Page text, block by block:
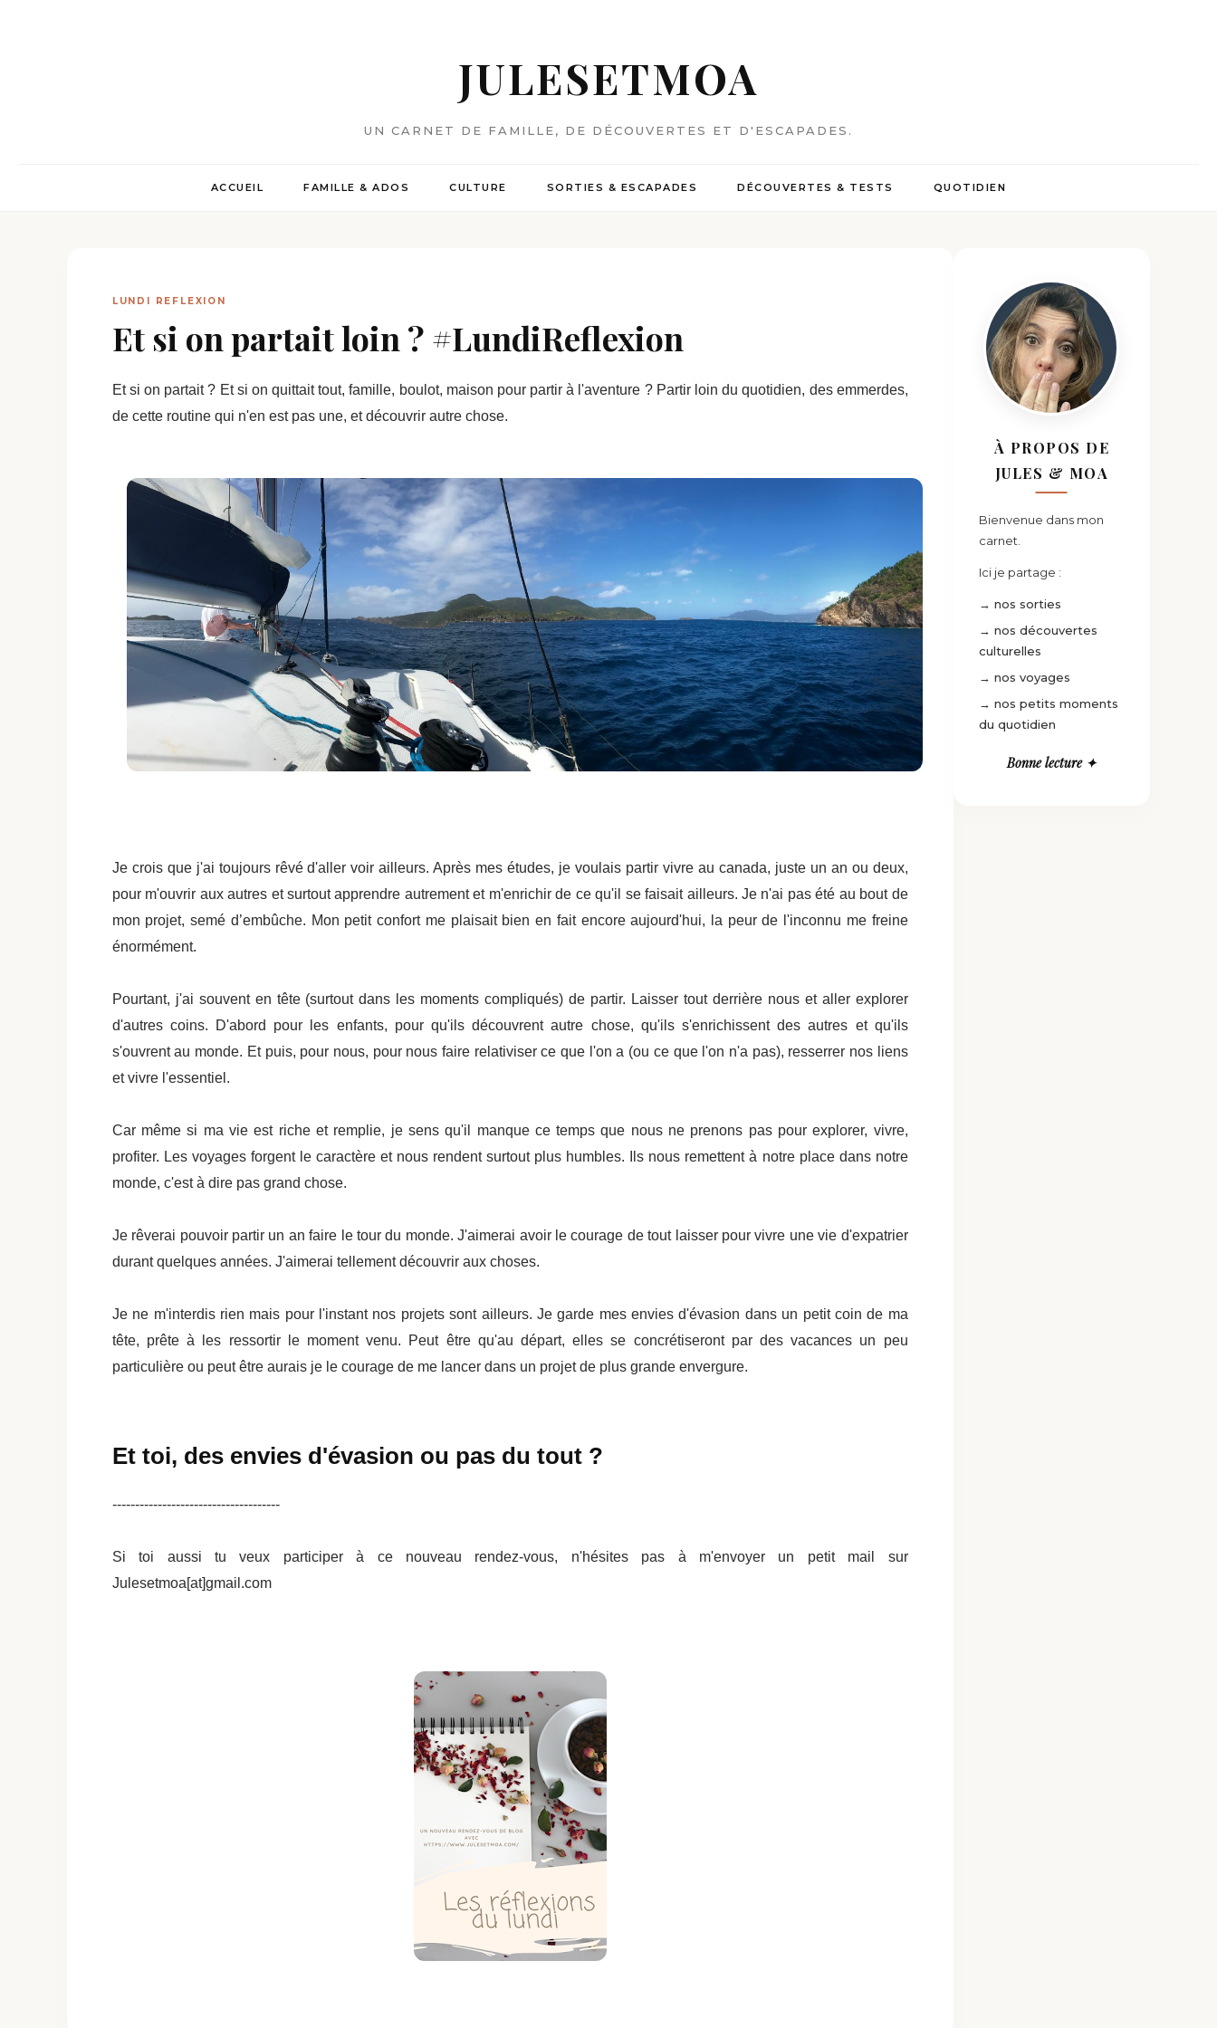
JULESETMOA
UN CARNET DE FAMILLE, DE DÉCOUVERTES ET D'ESCAPADES.
ACCUEIL FAMILLE & ADOS CULTURE SORTIES & ESCAPADES DÉCOUVERTES & TESTS QUOTIDIEN
LUNDI REFLEXION
Et si on partait loin ? #LundiReflexion
Et si on partait ? Et si on quittait tout, famille, boulot, maison pour partir à l'aventure ? Partir loin du quotidien, des emmerdes,
de cette routine qui n'en est pas une, et découvrir autre chose.
Je crois que j'ai toujours rêvé d'aller voir ailleurs. Après mes études, je voulais partir vivre au canada, juste un an ou deux,
pour m'ouvrir aux autres et surtout apprendre autrement et m'enrichir de ce qu'il se faisait ailleurs. Je n'ai pas été au bout de
mon projet, semé d’embûche. Mon petit confort me plaisait bien en fait encore aujourd'hui, la peur de l'inconnu me freine
énormément.
Pourtant, j'ai souvent en tête (surtout dans les moments compliqués) de partir. Laisser tout derrière nous et aller explorer
d'autres coins. D'abord pour les enfants, pour qu'ils découvrent autre chose, qu'ils s'enrichissent des autres et qu'ils
s'ouvrent au monde. Et puis, pour nous, pour nous faire relativiser ce que l'on a (ou ce que l'on n'a pas), resserrer nos liens
et vivre l'essentiel.
Car même si ma vie est riche et remplie, je sens qu'il manque ce temps que nous ne prenons pas pour explorer, vivre,
profiter. Les voyages forgent le caractère et nous rendent surtout plus humbles. Ils nous remettent à notre place dans notre
monde, c'est à dire pas grand chose.
Je rêverai pouvoir partir un an faire le tour du monde. J'aimerai avoir le courage de tout laisser pour vivre une vie d'expatrier
durant quelques années. J'aimerai tellement découvrir aux choses.
Je ne m'interdis rien mais pour l'instant nos projets sont ailleurs. Je garde mes envies d'évasion dans un petit coin de ma
tête, prête à les ressortir le moment venu. Peut être qu'au départ, elles se concrétiseront par des vacances un peu
particulière ou peut être aurais je le courage de me lancer dans un projet de plus grande envergure.
Et toi, des envies d'évasion ou pas du tout ?
-------------------------------------
Si toi aussi tu veux participer à ce nouveau rendez-vous, n'hésites pas à m'envoyer un petit mail sur
Julesetmoa[at]gmail.com
À PROPOS DE
JULES & MOA
Bienvenue dans mon
carnet.
Ici je partage :
→ nos sorties
→ nos découvertes
culturelles
→ nos voyages
→ nos petits moments
du quotidien
Bonne lecture ✦